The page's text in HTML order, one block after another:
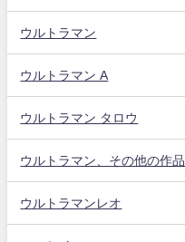
ウルトラマン
ウルトラマン A
ウルトラマン タロウ
ウルトラマン、その他の作品
ウルトラマンレオ